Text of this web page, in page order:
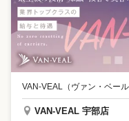
VAN-VEAL（ヴァン・ベール
VAN-VEAL 宇部店